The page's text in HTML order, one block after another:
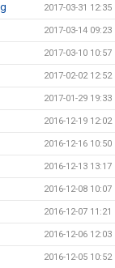
2017-03-31 12:35
2017-03-14 09:23
2017-03-10 10:57
2017-02-02 12:52
2017-01-29 19:33
2016-12-19 12:02
2016-12-16 10:50
2016-12-13 13:17
2016-12-08 10:07
2016-12-07 11:21
2016-12-06 12:03
2016-12-05 10:52